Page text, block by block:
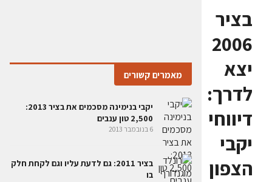
בציר
2006
יצא
לדרך:
דיווחי
יקבי
הצפון
מאמרים קשורים
יקבי בנימינה מסכמים את בציר 2013:
2,500 טון ענבים
6 בנובמבר 2013
בציר 2011: גם לדעת עליו וגם לקחת חלק
בו